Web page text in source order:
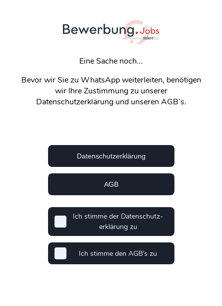
Eine Sache noch...
Bevor wir Sie zu WhatsApp weiterleiten, benötigen
wir Ihre Zustimmung zu unserer
Datenschutzerklärung und unseren AGB’s.
Datenschutzerklärung
AGB
Ich stimme der Datenschutz-
erklärung zu
Ich stimme den AGB’s zu